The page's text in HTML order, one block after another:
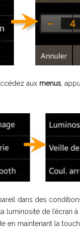
aux menus,
dans des
de l’écran à
en maintenant la